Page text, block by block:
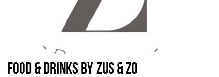
FOOD & DRINKS BY ZUS & ZO